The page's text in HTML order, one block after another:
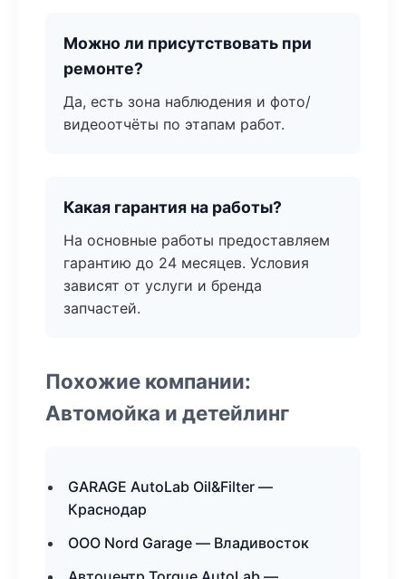
Можно ли присутствовать при
ремонте?
Да, есть зона наблюдения и фото/
видеоотчёты по этапам работ.
Какая гарантия на работы?
На основные работы предоставляем
гарантию до 24 месяцев. Условия
зависят от услуги и бренда
запчастей.
Похожие компании:
Автомойка и детейлинг
GARAGE AutoLab Oil&Filter —
Краснодар
ООО Nord Garage — Владивосток